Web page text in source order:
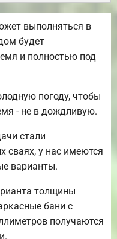
выполняться в
будет
и полностью под
погоду, чтобы
- не в дождливую.
стали
сваях, у нас имеются
варианты.
толщины
бани с
получаются